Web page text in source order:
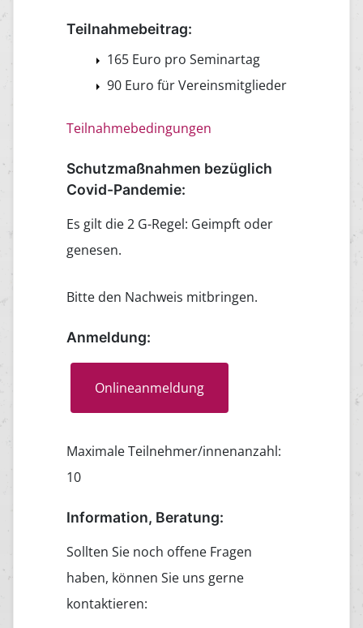
Teilnahmebeitrag:
165 Euro pro Seminartag
90 Euro für Vereinsmitglieder
Teilnahmebedingungen
Schutzmaßnahmen bezüglich
Covid-Pandemie:
Es gilt die 2 G-Regel: Geimpft oder
genesen.
Bitte den Nachweis mitbringen.
Anmeldung:
Onlineanmeldung
Maximale Teilnehmer/innenanzahl:
10
Information, Beratung:
Sollten Sie noch offene Fragen
haben, können Sie uns gerne
kontaktieren: